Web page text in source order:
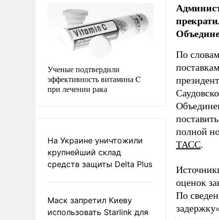
Ученые подтвердили
эффективность витамина C
при лечении рака
На Украине уничтожили
крупнейший склад
средств защиты Delta Plus
Маск запретил Киеву
использовать Starlink для
По
полной
ТАСС.
оценок
По